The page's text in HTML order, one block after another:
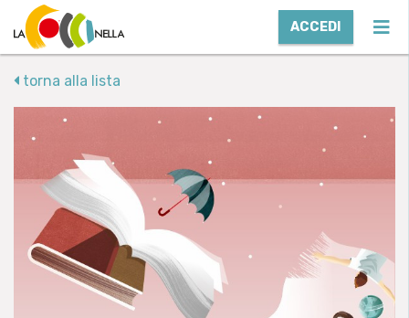
ACCEDI
torna alla lista